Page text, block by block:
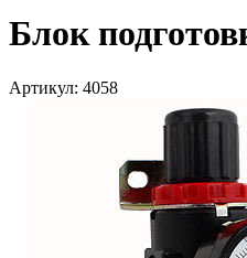
Блок
Артикул: 4058